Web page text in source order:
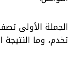
الجملة الأولى
تخدم، وما